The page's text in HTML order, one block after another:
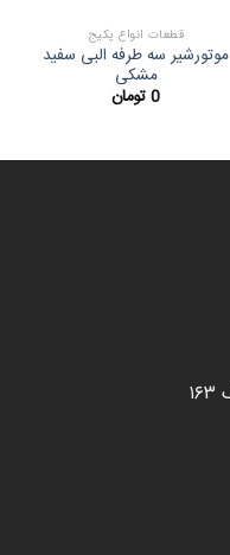
قطعات انواع پکیج
موتورشیر سه طرفه البی سفید
مشکی
0تومان